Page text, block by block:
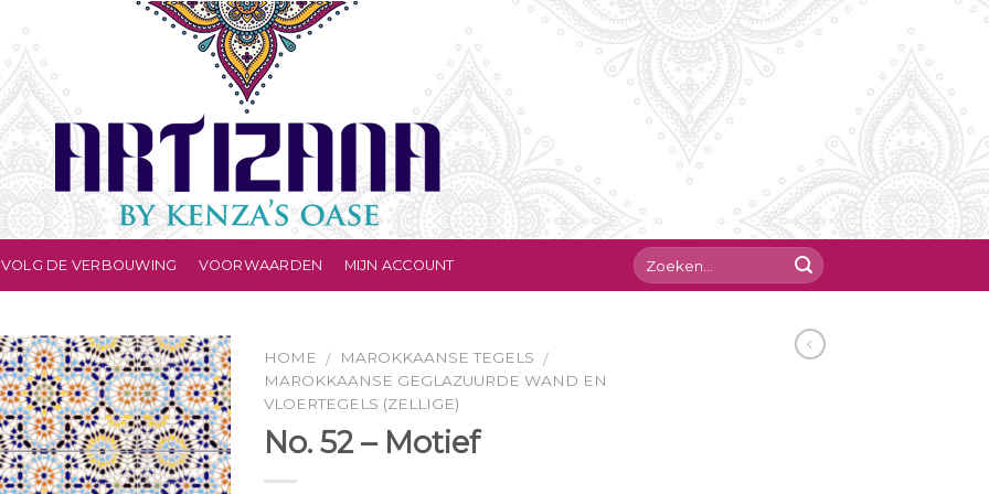
VOLG DE VERBOUWING VOORWAARDEN MIJN ACCOUNT
HOME / MAROKKAANSE TEGELS /
MAROKKAANSE GEGLAZUURDE WAND EN
VLOERTEGELS (ZELLIGE)
No. 52 – Motief